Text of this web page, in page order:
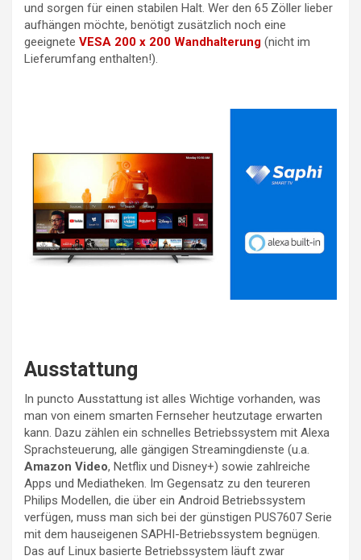
und sorgen für einen stabilen Halt. Wer den 65 Zöller lieber
aufhängen möchte, benötigt zusätzlich noch eine
geeignete VESA 200 x 200 Wandhalterung (nicht im
Lieferumfang enthalten!).
Ausstattung
In puncto Ausstattung ist alles Wichtige vorhanden, was
man von einem smarten Fernseher heutzutage erwarten
kann. Dazu zählen ein schnelles Betriebssystem mit Alexa
Sprachsteuerung, alle gängigen Streamingdienste (u.a.
Amazon Video, Netflix und Disney+) sowie zahlreiche
Apps und Mediatheken. Im Gegensatz zu den teureren
Philips Modellen, die über ein Android Betriebssystem
verfügen, muss man sich bei der günstigen PUS7607 Serie
mit dem hauseigenen SAPHI-Betriebssystem begnügen.
Das auf Linux basierte Betriebssystem läuft zwar